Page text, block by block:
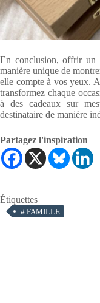
En conclusion, offrir un
manière unique de
elle compte à vos yeux.
transformez chaque
à des cadeaux sur
destinataire de manière
Partagez l'inspiration
Étiquettes
# FAMILLE